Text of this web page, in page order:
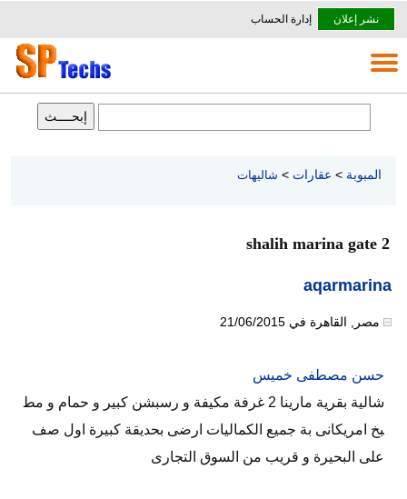
نشر إعلان إدارة الحساب
المبوبة > عقارات > شاليهات
shalih marina gate 2
aqarmarina
مصر القاهرة في 21/06/2015
حسن مصطفى خميس
شالية بقرية مارينا 2 غرفة مكيفة و رسبشن كبير و حمام و مط
بخ امريكانى بة جميع الكماليات ارضى بحديقة كبيرة اول صف
على البحيرة و قريب من السوق التجارى